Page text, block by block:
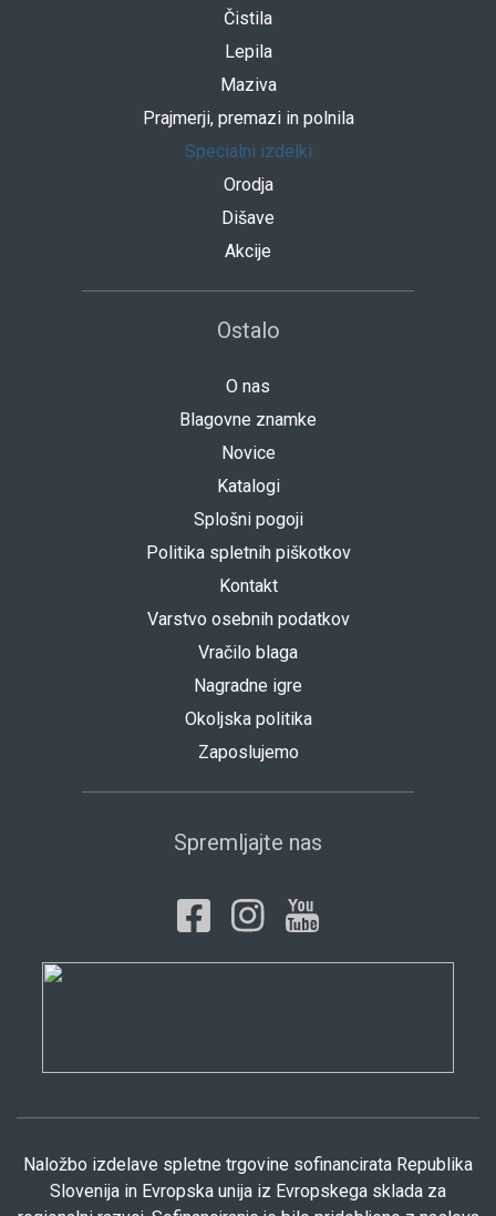
Čistila
Lepila
Maziva
Prajmerji, premazi in polnila
Specialni izdelki
Orodja
Dišave
Akcije
Ostalo
O nas
Blagovne znamke
Novice
Katalogi
Splošni pogoji
Politika spletnih piškotkov
Kontakt
Varstvo osebnih podatkov
Vračilo blaga
Nagradne igre
Okoljska politika
Zaposlujemo
Spremljajte nas
Naložbo izdelave spletne trgovine sofinancirata Republika
Slovenija in Evropska unija iz Evropskega sklada za